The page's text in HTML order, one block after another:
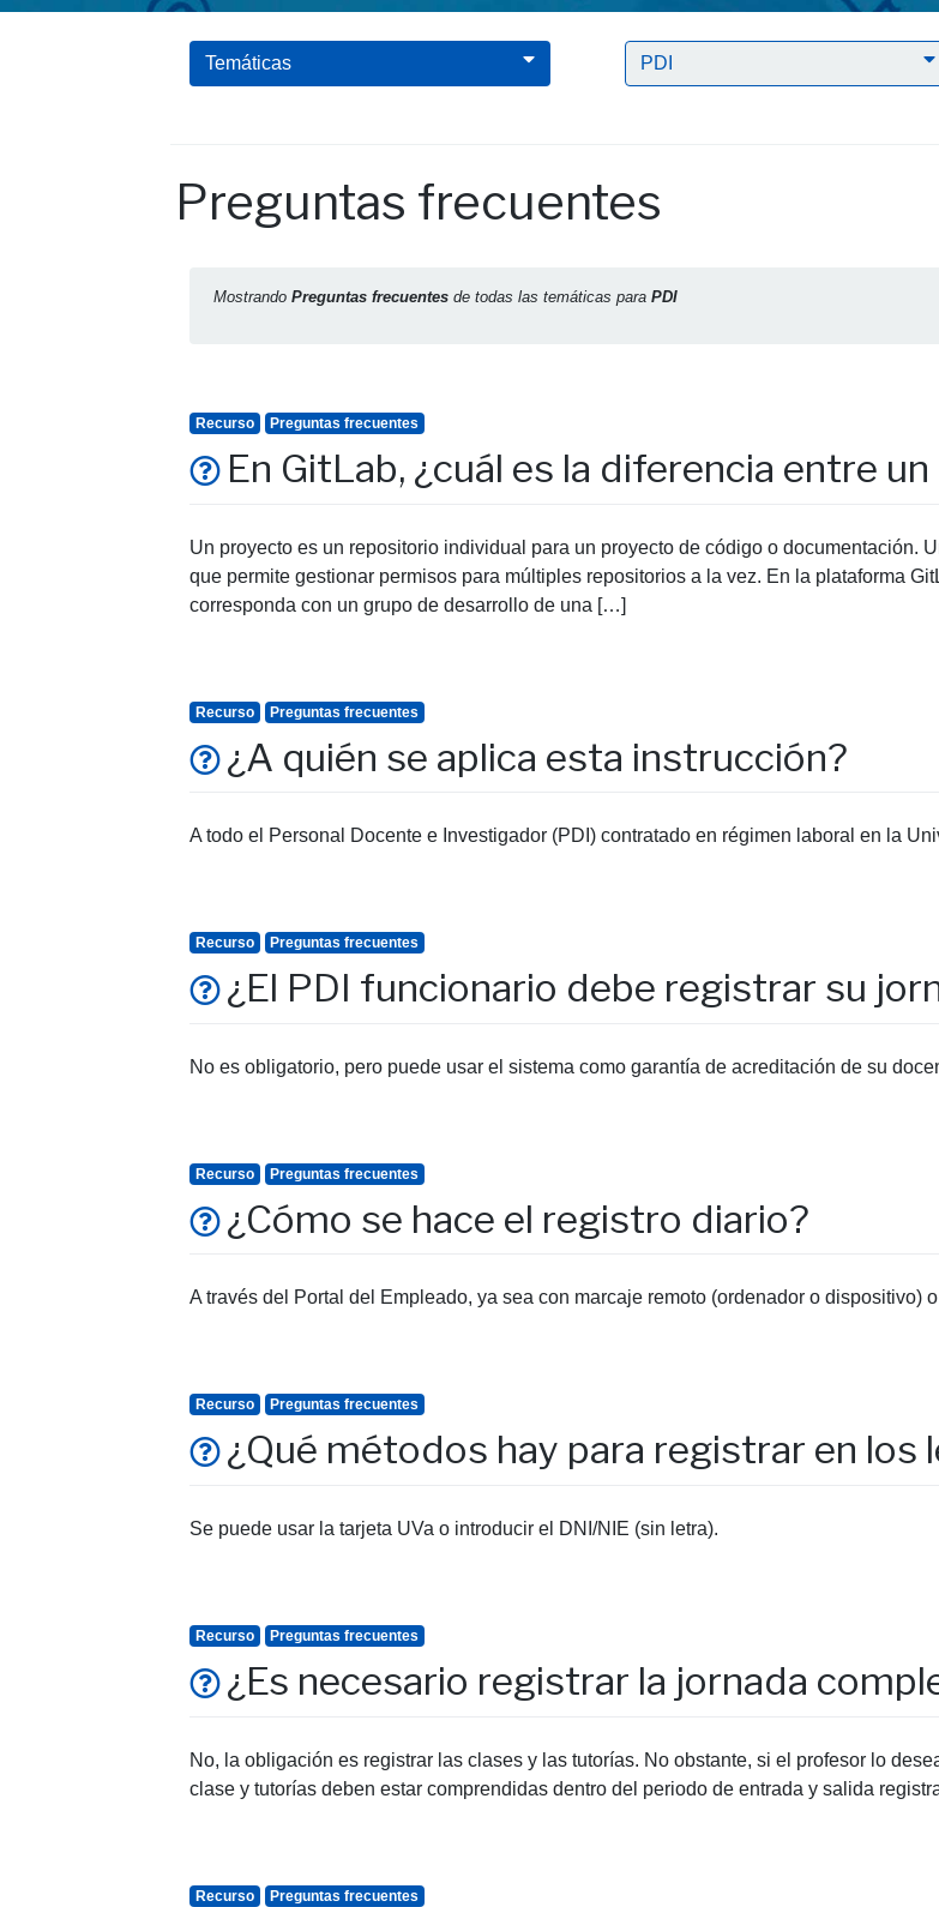
Temáticas PDI
Preguntas frecuentes
Mostrando Preguntas frecuentes de todas las temáticas para PDI
Recurso Preguntas frecuentes
En GitLab, ¿cuál es la diferencia entre
Un proyecto es un repositorio individual para un proyecto de código o documentación.
que permite gestionar permisos para múltiples repositorios a la vez. En la plataforma
corresponda con un grupo de desarrollo de una […]
Recurso Preguntas frecuentes
¿A quién se aplica esta instrucción?
A todo el Personal Docente e Investigador (PDI) contratado en régimen laboral en la
Recurso Preguntas frecuentes
¿El PDI funcionario debe registrar su
No es obligatorio, pero puede usar el sistema como garantía de acreditación de su
Recurso Preguntas frecuentes
¿Cómo se hace el registro diario?
A través del Portal del Empleado, ya sea con marcaje remoto (ordenador o dispositivo)
Recurso Preguntas frecuentes
¿Qué métodos hay para registrar en los
Se puede usar la tarjeta UVa o introducir el DNI/NIE (sin letra).
Recurso Preguntas frecuentes
¿Es necesario registrar la jornada
No, la obligación es registrar las clases y las tutorías. No obstante, si el profesor lo
clase y tutorías deben estar comprendidas dentro del periodo de entrada y salida
Recurso Preguntas frecuentes